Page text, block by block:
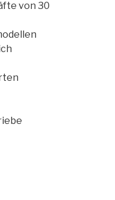
von 30